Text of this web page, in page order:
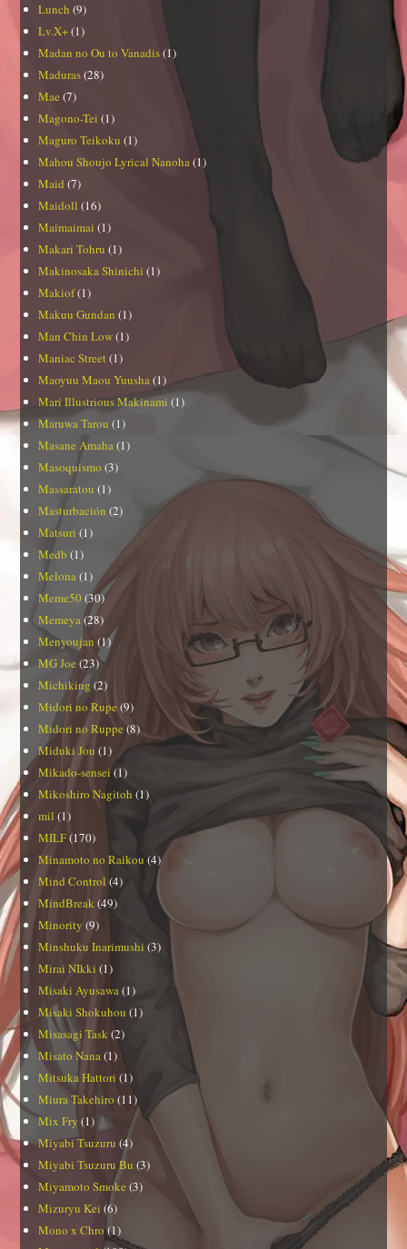
Lunch (9)
Lv.X+(1)
Madan no Ou to Vanadis(1)
Maduras(28)
Mae (7)
Magono-Tei (1)
Maguro Teikoku (1)
Mahou Shoujo Lyrical Nanoha(1)
Maid (7)
Maidoll (16)
Maimaimai (1)
Makari Tohru (1)
Makinosaka Shinichi (1)
Makiof(1)
Makuu Gundan (1)
Man Chin Low(1)
Maniac Street (1)
Maoyuu Maou Yuusha(1)
Mari Illustrious Makinami (1)
Maruwa Tarou (1)
Masane Amaha(1)
Masoquismo (3)
Massaratou (1)
Masturbación (2)
Matsuri (1)
Medb (1)
Melona(1)
Meme50 (30)
Memeya(28)
Menyoujan (1)
MG Joe (23)
Michiking (2)
Midori no Rupe (9)
Midori no Ruppe(8)
Miduki Jou (1)
Mikado-sensei (1)
Mikoshiro Nagitoh (1)
mil (1)
MILF(170)
Minamoto no Raikou (4)
Mind Control (4)
MindBreak (49)
Minority (9)
Minshuku Inarimushi (3)
Mirai NIkki (1)
Misaki Ayusawa(1)
Misaki Shokuhou (1)
Misasagi Task (2)
Misato Nana(1)
Mitsuka Hattori (1)
Miura Takehiro (11)
Mix Fry (1)
Miyabi Tsuzuru (4)
Miyabi Tsuzuru Bu (3)
Miyamoto Smoke (3)
Mizuryu Kei (6)
Mono x Chro(1)